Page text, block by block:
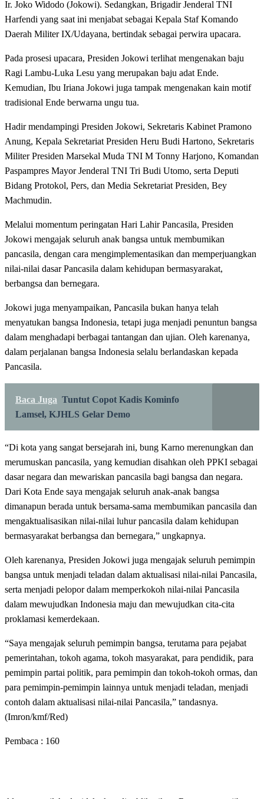
Ir. Joko Widodo (Jokowi). Sedangkan, Brigadir Jenderal TNI
Harfendi yang saat ini menjabat sebagai Kepala Staf Komando
Daerah Militer IX/Udayana, bertindak sebagai perwira upacara.
Pada prosesi upacara, Presiden Jokowi terlihat mengenakan baju
Ragi Lambu-Luka Lesu yang merupakan baju adat Ende.
Kemudian, Ibu Iriana Jokowi juga tampak mengenakan kain motif
tradisional Ende berwarna ungu tua.
Hadir mendampingi Presiden Jokowi, Sekretaris Kabinet Pramono
Anung, Kepala Sekretariat Presiden Heru Budi Hartono, Sekretaris
Militer Presiden Marsekal Muda TNI M Tonny Harjono, Komandan
Paspampres Mayor Jenderal TNI Tri Budi Utomo, serta Deputi
Bidang Protokol, Pers, dan Media Sekretariat Presiden, Bey
Machmudin.
Melalui momentum peringatan Hari Lahir Pancasila, Presiden
Jokowi mengajak seluruh anak bangsa untuk membumikan
pancasila, dengan cara mengimplementasikan dan memperjuangkan
nilai-nilai dasar Pancasila dalam kehidupan bermasyarakat,
berbangsa dan bernegara.
Jokowi juga menyampaikan, Pancasila bukan hanya telah
menyatukan bangsa Indonesia, tetapi juga menjadi penuntun bangsa
dalam menghadapi berbagai tantangan dan ujian. Oleh karenanya,
dalam perjalanan bangsa Indonesia selalu berlandaskan kepada
Pancasila.
Baca Juga Tuntut Copot Kadis Kominfo
Lamsel, KJHLS Gelar Demo
“Di kota yang sangat bersejarah ini, bung Karno merenungkan dan
merumuskan pancasila, yang kemudian disahkan oleh PPKI sebagai
dasar negara dan mewariskan pancasila bagi bangsa dan negara.
Dari Kota Ende saya mengajak seluruh anak-anak bangsa
dimanapun berada untuk bersama-sama membumikan pancasila dan
mengaktualisasikan nilai-nilai luhur pancasila dalam kehidupan
bermasyarakat berbangsa dan bernegara,” ungkapnya.
Oleh karenanya, Presiden Jokowi juga mengajak seluruh pemimpin
bangsa untuk menjadi teladan dalam aktualisasi nilai-nilai Pancasila,
serta menjadi pelopor dalam memperkokoh nilai-nilai Pancasila
dalam mewujudkan Indonesia maju dan mewujudkan cita-cita
proklamasi kemerdekaan.
“Saya mengajak seluruh pemimpin bangsa, terutama para pejabat
pemerintahan, tokoh agama, tokoh masyarakat, para pendidik, para
pemimpin partai politik, para pemimpin dan tokoh-tokoh ormas, dan
para pemimpin-pemimpin lainnya untuk menjadi teladan, menjadi
contoh dalam aktualisasi nilai-nilai Pancasila,” tandasnya.
(Imron/kmf/Red)
Pembaca : 160